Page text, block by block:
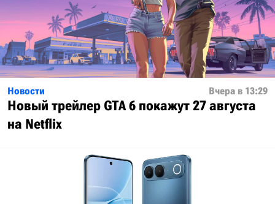
Новости Вчера в 13:29
Новый трейлер GTA 6 покажут 27 августа
на Netflix